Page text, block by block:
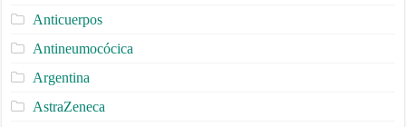
Anticuerpos
Antineumocócica
Argentina
AstraZeneca